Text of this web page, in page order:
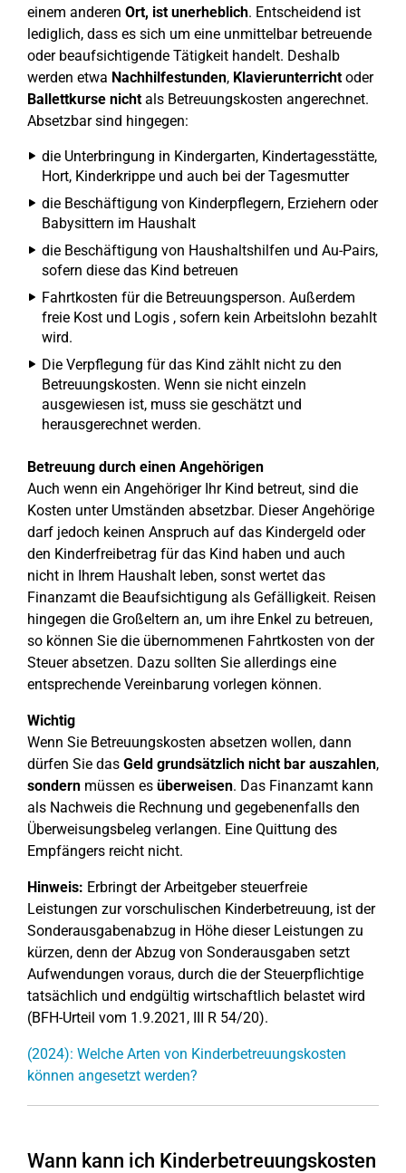
einem anderen Ort, ist unerheblich. Entscheidend ist
lediglich, dass es sich um eine unmittelbar betreuende
oder beaufsichtigende Tätigkeit handelt. Deshalb
werden etwa Nachhilfestunden, Klavierunterrichtoder
Ballettkurse nichtals Betreuungskosten angerechnet.
Absetzbar sind hingegen:
die Unterbringung in Kindergarten, Kindertagesstätte,
Hort, Kinderkrippe und auch bei der Tagesmutter
die Beschäftigung von Kinderpflegern, Erziehern oder
Babysittern im Haushalt
die Beschäftigung von Haushaltshilfen und Au-Pairs,
sofern diese das Kind betreuen
Fahrtkosten für die Betreuungsperson. Außerdem
freie Kost und Logis , sofern kein Arbeitslohn bezahlt
wird.
Die Verpflegung für das Kind zählt nicht zu den
Betreuungskosten. Wenn sie nicht einzeln
ausgewiesen ist, muss sie geschätzt und
herausgerechnet werden.
Betreuung durch einen Angehörigen
Auch wenn ein Angehöriger Ihr Kind betreut, sind die
Kosten unter Umständen absetzbar. Dieser Angehörige
darf jedoch keinen Anspruch auf das Kindergeld oder
den Kinderfreibetrag für das Kind haben und auch
nicht in Ihrem Haushalt leben, sonst wertet das
Finanzamt die Beaufsichtigung als Gefälligkeit. Reisen
hingegen die Großeltern an, um ihre Enkel zu betreuen,
so können Sie die übernommenen Fahrtkosten von der
Steuer absetzen. Dazu sollten Sie allerdings eine
entsprechende Vereinbarung vorlegen können.
Wichtig
Wenn Sie Betreuungskosten absetzen wollen, dann
dürfen Sie das Geld grundsätzlich nicht bar auszahlen,
sondern müssen es überweisen. Das Finanzamt kann
als Nachweis die Rechnung und gegebenenfalls den
Überweisungsbeleg verlangen. Eine Quittung des
Empfängers reicht nicht.
Hinweis: Erbringt der Arbeitgeber steuerfreie
Leistungen zur vorschulischen Kinderbetreuung, ist der
Sonderausgabenabzug in Höhe dieser Leistungen zu
kürzen, denn der Abzug von Sonderausgaben setzt
Aufwendungen voraus, durch die der Steuerpflichtige
tatsächlich und endgültig wirtschaftlich belastet wird
(BFH-Urteil vom 1.9.2021, III R 54/20).
(2024): Welche Arten von Kinderbetreuungskosten
können angesetzt werden?
Wann kann ich Kinderbetreuungskosten